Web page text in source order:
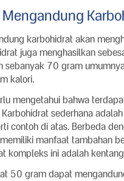
karbohidrat akan
juga menghasilkan
sebanyak 70 gram
kalori.
mengetahui bahwa
sederhana
contoh di atas. Berbeda
manfaat tambahan
kompleks ini adalah
50 gram dapat